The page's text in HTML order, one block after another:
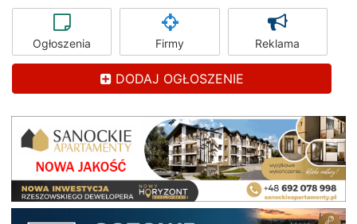
Ogłoszenia Firmy Reklama
DODAJ OGŁOSZENIE